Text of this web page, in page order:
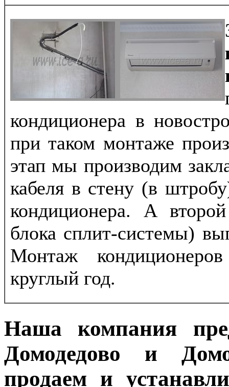
кондиционера в
при таком монтаже
этап мы производим
кабеля в стену (в
кондиционера. А
блока сплит-системы)
Монтаж
круглый год.
Наша компания
Домодедово и
продаем и